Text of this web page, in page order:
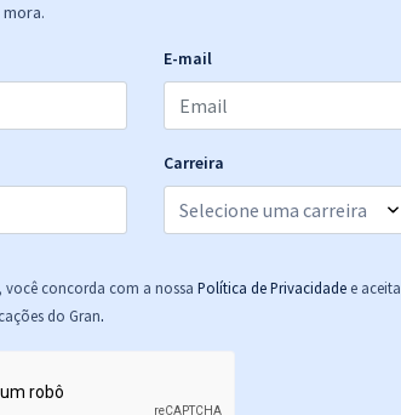
E-mail
Carreira
você concorda com a nossa Política de Privacidade e aceita
do Gran.